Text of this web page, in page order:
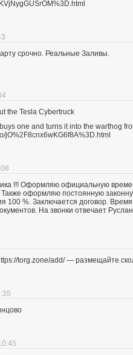
срочно. Реальные Заливы.
the Tesla Cybertruck
one and turns it into the warthog
jO%2F8cnx6wKG6f8A%3D.html
!!! Оформляю официальную
оформляю постоянную
100 %. Заключается договор.
На звонки отвечает
torg.zone/add/ — размещайте